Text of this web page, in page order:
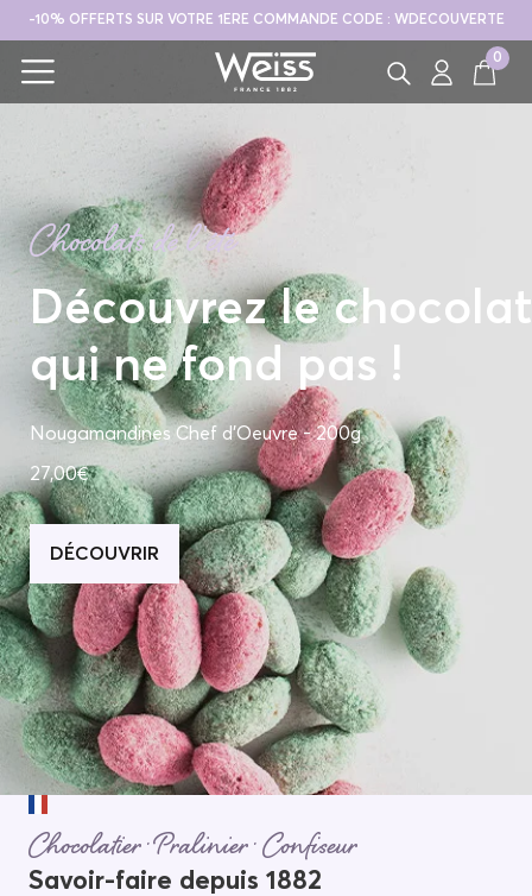
-10% OFFERTS SUR VOTRE 1ERE COMMANDE CODE : WDECOUVERTE
0
Chocolats de l'été
Découvrez le chocolat
qui ne fond pas !
Nougamandines Chef d'Oeuvre - 200g
27,00€
DÉCOUVRIR
Chocolatier · Pralinier · Confiseur
Savoir-faire depuis 1882